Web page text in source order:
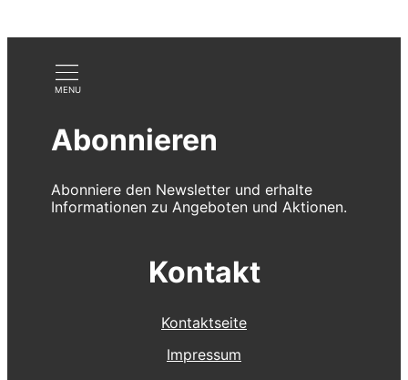
Abonnieren
Abonniere den Newsletter und erhalte
Informationen zu Angeboten und Aktionen.
Kontakt
Kontaktseite
Impressum